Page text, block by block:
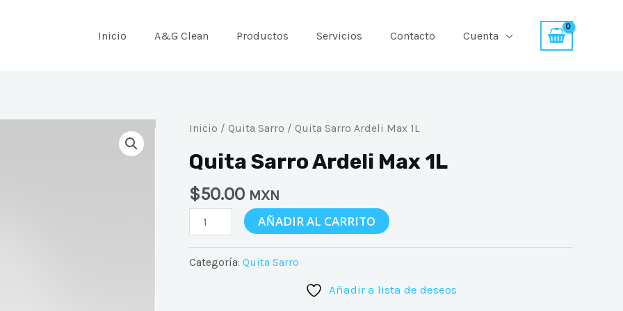
Inicio A&G Clean Productos Servicios Contacto Cuenta
Inicio / Quita Sarro / Quita Sarro Ardeli Max 1L
Quita Sarro Ardeli Max 1L
$50.00 MXN
Quita
Ardeli
Max
1L
cantidad
AÑADIR AL CARRITO
Categoría: Quita Sarro
Añadir a lista de deseos